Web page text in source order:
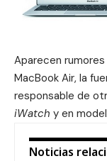
Aparecen
MacBook Air, la
responsable de
iWatch y en
Noticias